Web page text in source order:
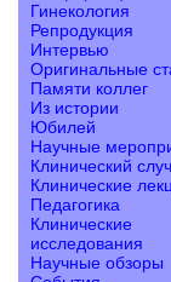
Гинекология
Репродукция
Интервью
Оригинальные
Памяти коллег
Из истории
Юбилей
Научные
Клинический
Клинические
Педагогика
Клинические
исследования
Научные обзоры